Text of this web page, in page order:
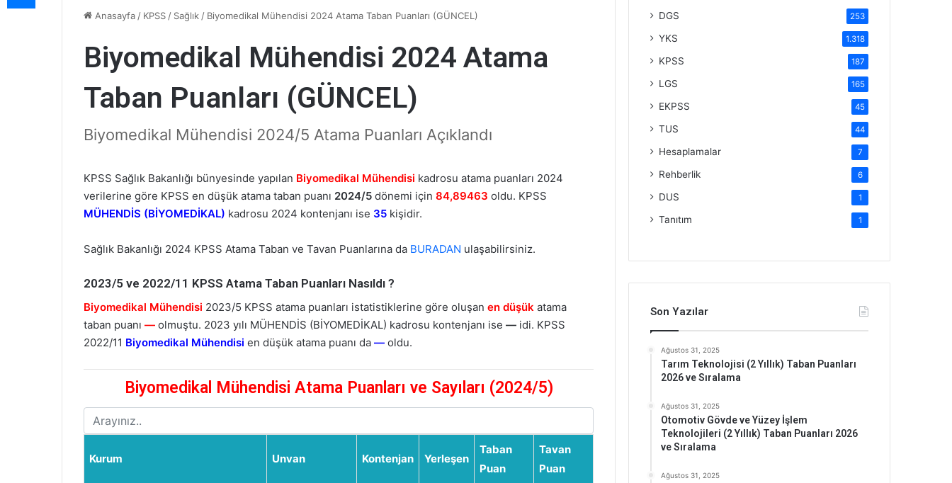
Anasayfa / KPSS / Sağlık / Biyomedikal Mühendisi 2024 Atama Taban Puanları (GÜNCEL)
Biyomedikal Mühendisi 2024 Atama
Taban Puanları (GÜNCEL)
Biyomedikal Mühendisi 2024/5 Atama Puanları Açıklandı
KPSS Sağlık Bakanlığı bünyesinde yapılan Biyomedikal Mühendisi kadrosu atama puanları 2024
verilerine göre KPSS en düşük atama taban puanı 2024/5 dönemi için 84,89463 oldu. KPSS
MÜHENDİS (BİYOMEDİKAL) kadrosu 2024 kontenjanı ise 35 kişidir.
Sağlık Bakanlığı 2024 KPSS Atama Taban ve Tavan Puanlarına da BURADAN ulaşabilirsiniz.
2023/5 ve 2022/11 KPSS Atama Taban Puanları Nasıldı ?
Biyomedikal Mühendisi 2023/5 KPSS atama puanları istatistiklerine göre oluşan en düşük atama
taban puanı — olmuştu. 2023 yılı MÜHENDİS (BİYOMEDİKAL) kadrosu kontenjanı ise — idi. KPSS
2022/11 Biyomedikal Mühendisi en düşük atama puanı da — oldu.
Biyomedikal Mühendisi Atama Puanları ve Sayıları (2024/5)
Kurum Unvan Kontenjan Yerleşen
Taban
Puan
Tavan
Puan
DGS 253
YKS 1.318
KPSS 187
LGS 165
EKPSS 45
TUS 44
Hesaplamalar 7
Rehberlik 6
DUS 1
Tanıtım 1
Son Yazılar
Ağustos 31, 2025
Tarım Teknolojisi (2 Yıllık) Taban Puanları
2026 ve Sıralama
Ağustos 31, 2025
Otomotiv Gövde ve Yüzey İşlem
Teknolojileri (2 Yıllık) Taban Puanları 2026
ve Sıralama
Ağustos 31, 2025